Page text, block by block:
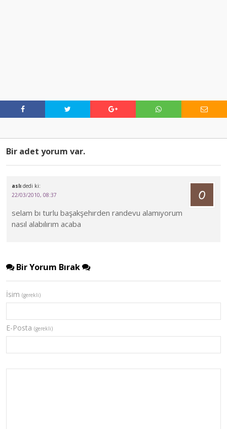
Bir adet yorum var.
aslı dedi ki:
22/03/2010, 08:37
selam bı turlu başakşehırden randevu alamıyorum
nasıl alabılırım acaba
Bir Yorum Bırak
İsim (gerekli)
E-Posta (gerekli)